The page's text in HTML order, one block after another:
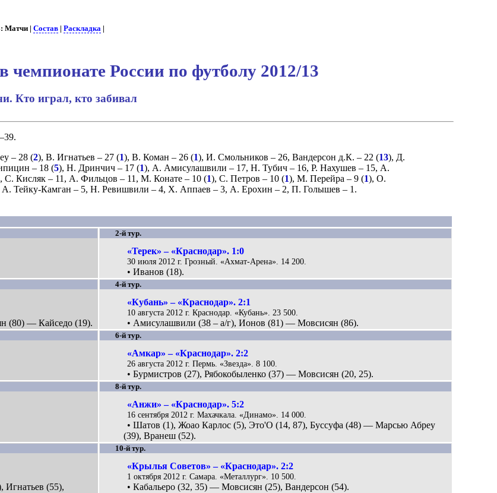
Матчи | Состав| Раскладка |
чемпионате России по футболу 2012/13
Кто играл, кто забивал
– 28 (2), В. Игнатьев – 27 (1), В. Коман – 26 (1), И. Смольников – 26, Вандерсон д.К. – 22 (13), Д.
– 18 (5), Н. Дринчич– 17 (1), А. Амисулашвили – 17, Н. Тубич– 16, Р. Нахушев – 15, А.
С. Кисляк– 11, А. Фильцов – 11, М. Конате– 10 (1), С. Петров – 10 (1), М. Перейра – 9 (1), О.
А. Тейку-Камган – 5, Н. Ревишвили – 4, Х. Аппаев – 3, А. Ерохин – 2, П. Голышев – 1.
2-й тур.
«Терек» – «Краснодар». 1:0
30 июля 2012 г. Грозный. «Ахмат-Арена». 14 200.
• Иванов (18).
(80) — Кайседо (19).
4-й тур.
«Кубань» – «Краснодар». 2:1
10 августа 2012 г. Краснодар. «Кубань». 23 500.
• Амисулашвили (38 – а/г), Ионов (81) — Мовсисян (86).
6-й тур.
«Амкар» – «Краснодар». 2:2
26 августа 2012 г. Пермь. «Звезда». 8 100.
• Бурмистров (27), Рябокобыленко (37) — Мовсисян (20, 25).
8-й тур.
«Анжи» – «Краснодар». 5:2
16 сентября 2012 г. Махачкала. «Динамо». 14 000.
• Шатов (1), Жоао Карлос (5), Это'O (14, 87), Буссуфа (48) — Марсью Абреу
(39), Вранеш (52).
Игнатьев (55),
10-й тур.
«Крылья Советов» – «Краснодар». 2:2
1 октября 2012 г. Самара. «Металлург». 10 500.
• Кабальеро (32, 35) — Мовсисян (25), Вандерсон (54).